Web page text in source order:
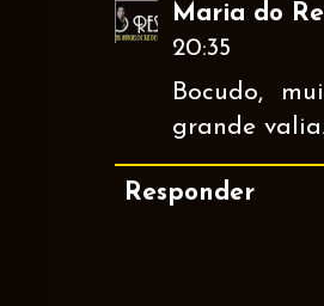
Maria do
20:35
Bocudo,
grande valia.
Responder